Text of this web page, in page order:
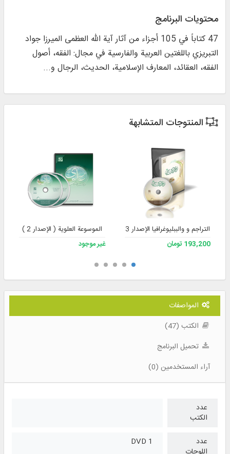
محتويات البرنامج
47 کتاباً في 105 أجزاء من آثار آیة الله العظمی المیرزا جواد
التبریزي باللغتين العربية والفارسية في مجال: الفقه، أصول
الفقه، العقائد، المعارف الإسلامية، الحدیث، الرجال و...
المنتوجات المتشابهة
التراجم و والببليوغرافيا الإصدار 3
193,200 تومان
الموسوعة العلوية ( الإصدار 2 )
غير موجود
المواصفات
الكتب (47)
تحميل البرنامج
آراء المستخدمين (0)
عدد
الكتب
عدد
1 DVD